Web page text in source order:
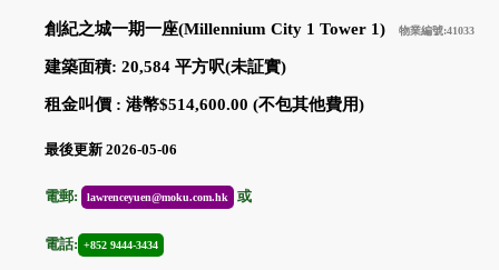
創紀之城一期一座(Millennium City 1 Tower 1) 物業編號:41033
建築面積: 20,584 平方呎(未証實)
租金叫價 : 港幣$514,600.00 (不包其他費用)
最後更新 2026-05-06
電郵: lawrenceyuen@moku.com.hk 或
電話: +852 9444-3434